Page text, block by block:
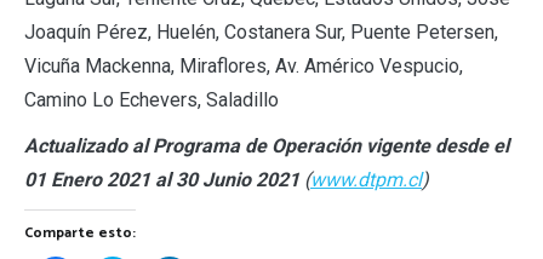
Joaquín Pérez, Huelén, Costanera Sur, Puente Petersen,
Vicuña Mackenna, Miraflores, Av. Américo Vespucio,
Camino Lo Echevers, Saladillo
Actualizado al Programa de Operación vigente desde el
01 Enero 2021 al 30 Junio 2021 (www.dtpm.cl)
Comparte esto: